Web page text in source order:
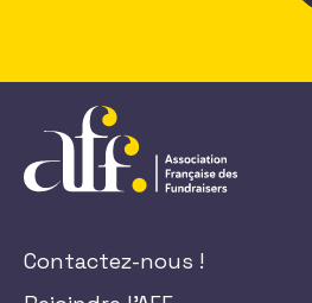
Contactez-nous !